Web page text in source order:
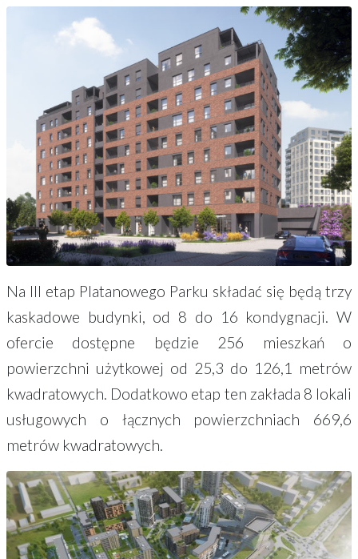
Na III etap Platanowego Parku składać się będą trzy
kaskadowe budynki, od 8 do 16 kondygnacji. W
ofercie dostępne będzie 256 mieszkań o
powierzchni użytkowej od 25,3 do 126,1 metrów
kwadratowych. Dodatkowo etap ten zakłada 8 lokali
usługowych o łącznych powierzchniach 669,6
metrów kwadratowych.